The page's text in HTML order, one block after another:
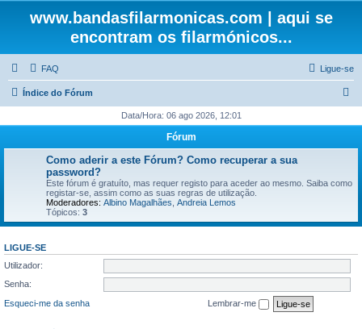
www.bandasfilarmonicas.com | aqui se
encontram os filarmónicos...
FAQ Ligue-se
Índice do Fórum
q
a
Data/Hora: 06 ago 2026, 12:01
Fórum
Como aderir a este Fórum? Como recuperar a sua
password?
Este fórum é gratuíto, mas requer registo para aceder ao mesmo. Saiba como
registar-se, assim como as suas regras de utilização.
Moderadores: Albino Magalhães Andreia Lemos
Tópicos: 3
LIGUE-SE
Utilizador:
Senha:
Esqueci-me da senha
Lembrar-me